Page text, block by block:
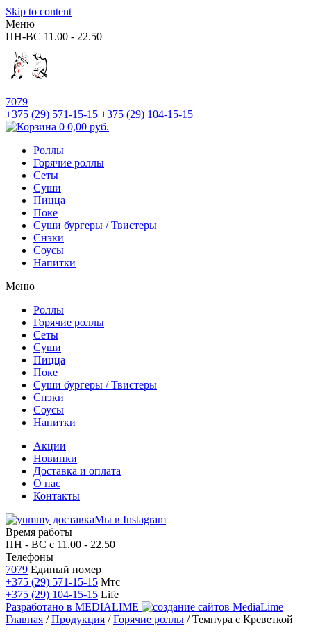
Skip to content
Меню
ПН-ВС 11.00 - 22.50
7079
+375 (29) 571-15-15 +375 (29) 104-15-15
0 0,00 руб.
Роллы
Горячие роллы
Сеты
Суши
Пицца
Поке
Суши бургеры / Твистеры
Снэки
Соусы
Напитки
Меню
Роллы
Горячие роллы
Сеты
Суши
Пицца
Поке
Суши бургеры / Твистеры
Снэки
Соусы
Напитки
Акции
Новинки
Доставка и оплата
О нас
Контакты
Мы в Instagram
Время работы
ПН - ВС с 11.00 - 22.50
Телефоны
7079 Единый номер
+375 (29) 571-15-15 Мтс
+375 (29) 104-15-15 Life
Разработано в MEDIALIME
Главная /Продукция /Горячие роллы /Темпура с Креветкой